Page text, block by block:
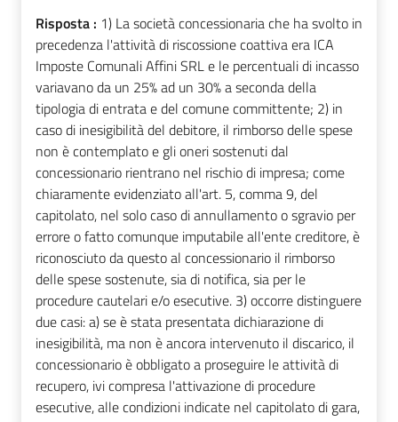
Risposta : 1) La società concessionaria che ha svolto in
precedenza l'attività di riscossione coattiva era ICA
Imposte Comunali Affini SRL e le percentuali di incasso
variavano da un 25% ad un 30% a seconda della
tipologia di entrata e del comune committente; 2) in
caso di inesigibilità del debitore, il rimborso delle spese
non è contemplato e gli oneri sostenuti dal
concessionario rientrano nel rischio di impresa; come
chiaramente evidenziato all'art. 5, comma 9, del
capitolato, nel solo caso di annullamento o sgravio per
errore o fatto comunque imputabile all'ente creditore, è
riconosciuto da questo al concessionario il rimborso
delle spese sostenute, sia di notifica, sia per le
procedure cautelari e/o esecutive. 3) occorre distinguere
due casi: a) se è stata presentata dichiarazione di
inesigibilità, ma non è ancora intervenuto il discarico, il
concessionario è obbligato a proseguire le attività di
recupero, ivi compresa l'attivazione di procedure
esecutive, alle condizioni indicate nel capitolato di gara,